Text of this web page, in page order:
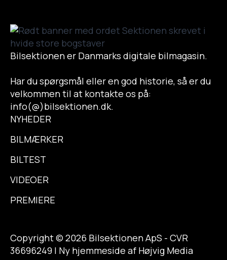
Bilsektionen er Danmarks digitale bilmagasin.
Har du spørgsmål eller en god historie, så er du
velkommen til at kontakte os på:
info(@)bilsektionen.dk.
NYHEDER
BILMÆRKER
BILTEST
VIDEOER
PREMIERE
Copyright © 2026 Bilsektionen ApS - CVR
36696249 | Ny hjemmeside af Højvig Media